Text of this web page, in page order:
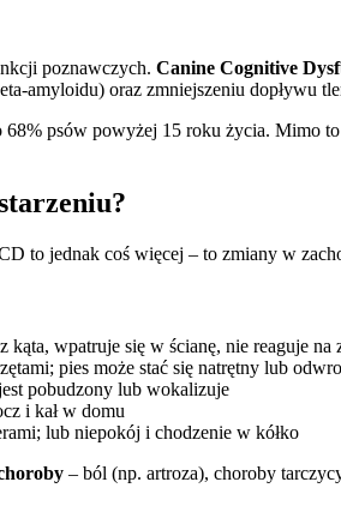
poznawczych. Canine Cognitive
amyloidu) oraz zmniejszeniu dopływu
68% psów powyżej 15 roku życia. Mimo
to jednak coś więcej – to zmiany w
kąta, wpatruje się w ścianę, nie reaguje na
pies może stać się natrętny lub
pobudzony lub wokalizuje
i kał w domu
lub niepokój i chodzenie w kółko
– ból (np. artroza), choroby